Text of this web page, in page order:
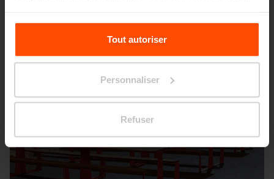
Pour plus d'informations, veuillez consulter le
sitePrinciples Relating to the Processing Personal
Tout autoriser
Personnaliser
Refuser